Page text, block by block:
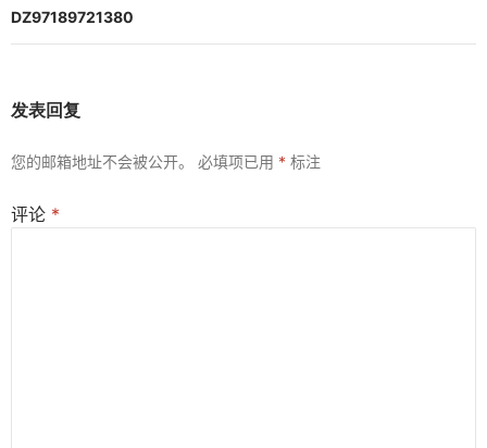
航
DZ97189721380
发表回复
您的邮箱地址不会被公开。 必填项已用 * 标注
评论 *